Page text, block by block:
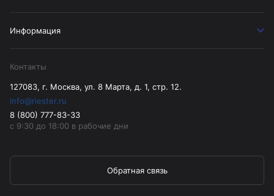
Информация
Контакты
127083, г. Москва, ул. 8 Марта, д. 1, стр. 12.
info@riester.ru
8 (800) 777-83-33
с 9:30 до 18:00 в рабочие дни
Обратная связь